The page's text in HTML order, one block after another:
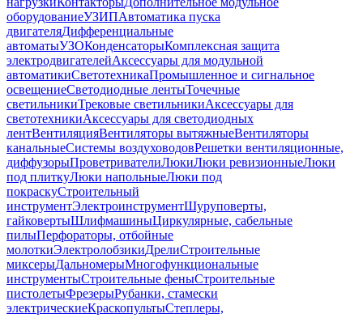
оборудованиеУЗИПАвтоматика пуска
двигателяДифференциальные
автоматыУЗОКонденсаторыКомплексная защита
электродвигателейАксессуары для модульной
автоматикиСветотехникаПромышленное и сигнальное
освещениеСветодиодные лентыТочечные
светильникиТрековые светильникиАксессуары для
светотехникиАксессуары для светодиодных
лентВентиляцияВентиляторы вытяжныеВентиляторы
канальныеСистемы воздуховодовРешетки вентиляционные,
диффузорыПроветривателиЛюкиЛюки ревизионныеЛюки
под плиткуЛюки напольныеЛюки под
покраскуСтроительный
инструментЭлектроинструментШуруповерты,
гайковертыШлифмашиныЦиркулярные, сабельные
пилыПерфораторы, отбойные
молоткиЭлектролобзикиДрелиСтроительные
миксерыДальномерыМногофункциональные
инструментыСтроительные феныСтроительные
пистолетыФрезерыРубанки, стамески
электрическиеКраскопультыСтеплеры,